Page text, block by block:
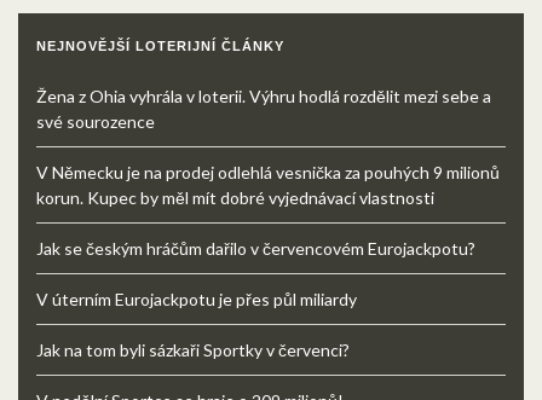
NEJNOVĚJŠÍ LOTERIJNÍ ČLÁNKY
Žena z Ohia vyhrála v loterii. Výhru hodlá rozdělit mezi sebe a
své sourozence
V Německu je na prodej odlehlá vesnička za pouhých 9 milionů
korun. Kupec by měl mít dobré vyjednávací vlastnosti
Jak se českým hráčům dařilo v červencovém Eurojackpotu?
V úterním Eurojackpotu je přes půl miliardy
Jak na tom byli sázkaři Sportky v červenci?